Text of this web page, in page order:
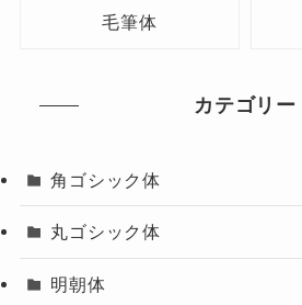
毛筆体
カテゴリー
角ゴシック体
丸ゴシック体
明朝体